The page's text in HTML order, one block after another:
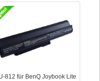
812 für BenQ Joybook Lite